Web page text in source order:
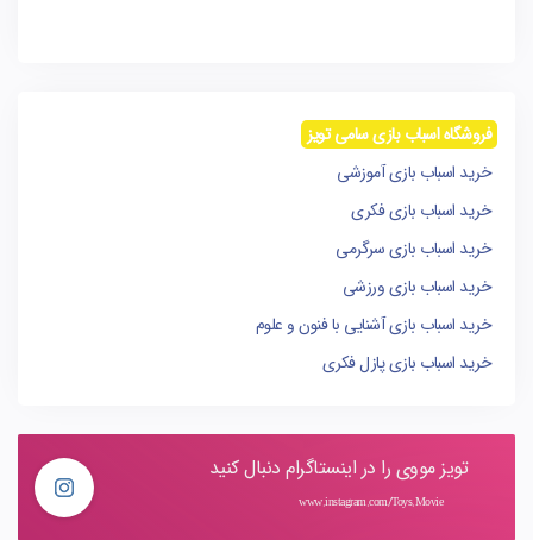
فروشگاه اسباب بازی سامی تویز
خرید اسباب بازی آموزشی
خرید اسباب بازی فکری
خرید اسباب بازی سرگرمی
خرید اسباب بازی ورزشی
خرید اسباب بازی آشنایی با فنون و علوم
خرید اسباب بازی پازل فکری
تویز مووی را در اینستاگرام دنبال کنید
www.instagram.com/Toys.Movie